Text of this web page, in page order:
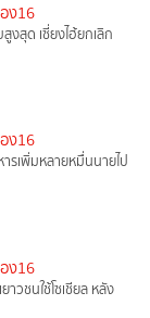
ง16
สุด เซี่ยงไฮ้ยกเลิก
ง16
ารเพิ่มหลายหมื่นนายไป
ง16
วชนใช้โซเชียล หลัง